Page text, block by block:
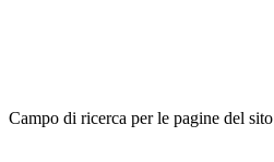
Campo di ricerca per le pagine del sito